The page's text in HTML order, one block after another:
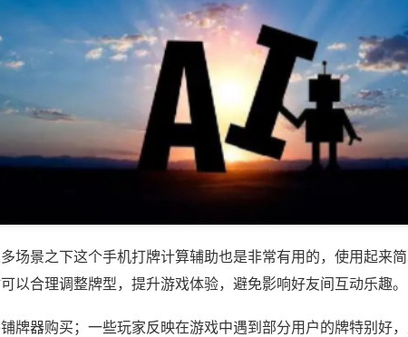
场景之下这个手机打牌计算辅助也是非常有用的，使用起来
以合理调整牌型，提升游戏体验，避免影响好友间互动乐趣。
牌器购买；一些玩家反映在游戏中遇到部分用户的牌特别好